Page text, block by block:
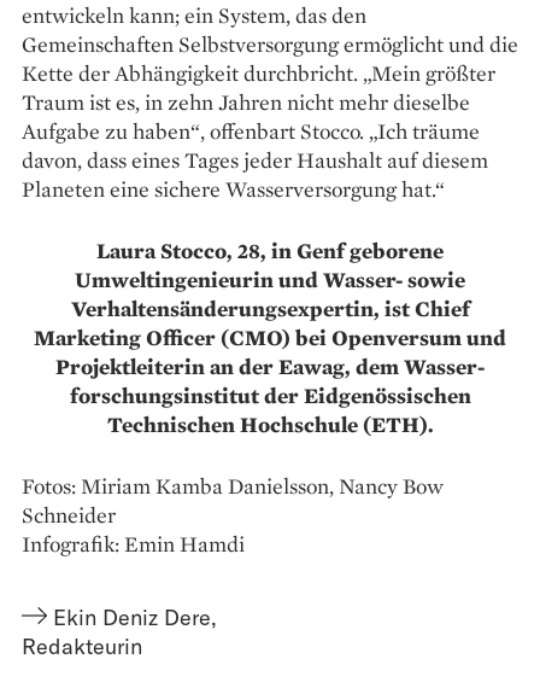
entwickeln kann; ein System, das den
Gemeinschaften Selbstversorgung ermöglicht und die
Kette der Abhängigkeit durchbricht. „Mein größter
Traum ist es, in zehn Jahren nicht mehr dieselbe
Aufgabe zu haben“, offenbart Stocco. „Ich träume
davon, dass eines Tages jeder Haushalt auf diesem
Planeten eine sichere Wasser­versorgung hat.“
Laura Stocco, 28, in Genf geborene
Umweltingenieurin und Wasser- sowie
Verhaltensänderungsexpertin, ist Chief
Marketing Officer (CMO) bei Openversum und
Projektleiterin an der Eawag, dem Wasser­
forschungsinstitut der Eidgenössischen
Technischen Hochschule (ETH).
Fotos: Miriam Kamba Danielsson, Nancy Bow
Schneider
Infografik: Emin Hamdi
Ekin Deniz Dere,
Redakteurin